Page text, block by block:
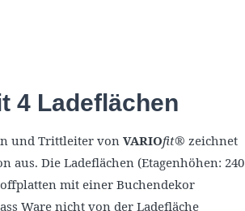
4 Ladeflächen
und Trittleiter von VARIOfit® zeichnet
Die Ladeflächen (Etagenhöhen: 240
mit einer Buchendekor
Ware nicht von der Ladefläche